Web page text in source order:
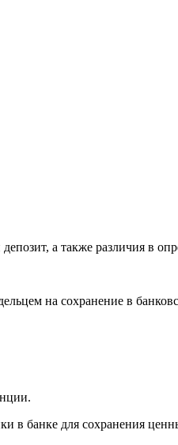
а также различия в
на сохранение в
в банке для сохранения